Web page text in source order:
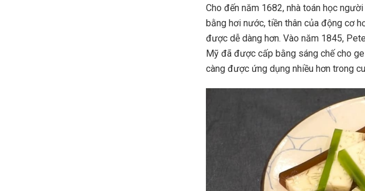
Cho đến năm 1682, nhà toán học
bằng hơi nước, tiền thân của động cơ
được dễ dàng hơn. Vào năm 1845,
Mỹ đã được cấp bằng sáng chế cho
càng được ứng dụng nhiều hơn trong